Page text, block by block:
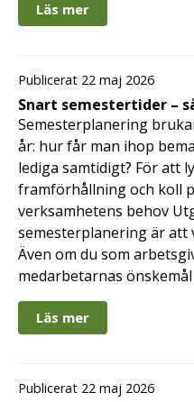
Läs mer
Publicerat 22 maj 2026
Snart semestertider –
Semesterplanering
år: hur får man ihop
lediga samtidigt? För att
framförhållning och koll
verksamhetens behov
semesterplanering är att
Även om du som
medarbetarnas
Läs mer
Publicerat 22 maj 2026